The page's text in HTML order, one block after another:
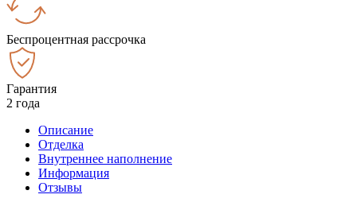
Беспроцентная рассрочка
Гарантия
2 года
Описание
Отделка
Внутреннее наполнение
Информация
Отзывы